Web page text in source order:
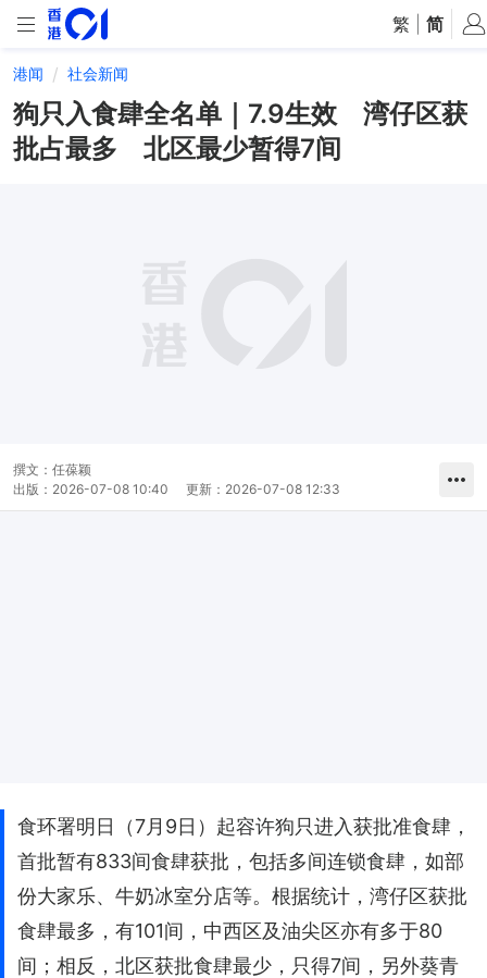
繁 简
港闻 社会新闻
狗只入食肆全名单｜7.9生效 湾仔区获
批占最多 北区最少暂得7间
撰文： 任葆颖
出版： 2026-07-08 10:40 更新： 2026-07-08 12:33
食环署明日（7月9日）起容许狗只进入获批准食肆，
首批暂有833间食肆获批，包括多间连锁食肆，如部
份大家乐、牛奶冰室分店等。根据统计，湾仔区获批
食肆最多，有101间，中西区及油尖区亦有多于80
间；相反，北区获批食肆最少，只得7间，另外葵青